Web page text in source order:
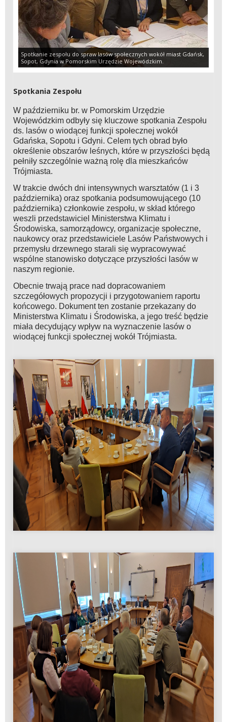
Spotkanie zespołu do spraw lasów społecznych wokół miast Gdańsk,
Sopot, Gdynia w Pomorskim Urzędzie Wojewódzkim.
Spotkania Zespołu
W październiku br. w Pomorskim Urzędzie
Wojewódzkim odbyły się kluczowe spotkania Zespołu
ds. lasów o wiodącej funkcji społecznej wokół
Gdańska, Sopotu i Gdyni. Celem tych obrad było
określenie obszarów leśnych, które w przyszłości będą
pełniły szczególnie ważną rolę dla mieszkańców
Trójmiasta.
W trakcie dwóch dni intensywnych warsztatów (1 i 3
października) oraz spotkania podsumowującego (10
października) członkowie zespołu, w skład którego
weszli przedstawiciel Ministerstwa Klimatu i
Środowiska, samorządowcy, organizacje społeczne,
naukowcy oraz przedstawiciele Lasów Państwowych i
przemysłu drzewnego starali się wypracowywać
wspólne stanowisko dotyczące przyszłości lasów w
naszym regionie.
Obecnie trwają prace nad dopracowaniem
szczegółowych propozycji i przygotowaniem raportu
końcowego. Dokument ten zostanie przekazany do
Ministerstwa Klimatu i Środowiska, a jego treść będzie
miała decydujący wpływ na wyznaczenie lasów o
wiodącej funkcji społecznej wokół Trójmiasta.